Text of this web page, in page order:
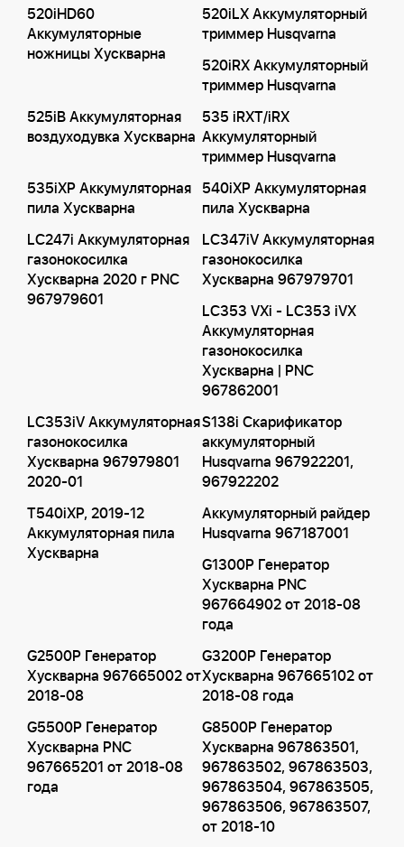
520iHD60
Аккумуляторные
ножницы Хускварна
520iLX Аккумуляторный
триммер Husqvarna
520iRX Аккумуляторный
триммер Husqvarna
525iB Аккумуляторная
воздуходувка Хускварна
535 iRXT/iRX
Аккумуляторный
триммер Husqvarna
535iXP Аккумуляторная
пила Хускварна
540iXP Аккумуляторная
пила Хускварна
LC247i Аккумуляторная
газонокосилка
Хускварна 2020 г PNC
967979601
LC347iV Аккумуляторная
газонокосилка
Хускварна 967979701
LC353 VXi - LC353 iVX
Аккумуляторная
газонокосилка
Хускварна | PNC
967862001
LC353iV Аккумуляторная
газонокосилка
Хускварна 967979801
2020-01
S138i Скарификатор
аккумуляторный
Husqvarna 967922201,
967922202
T540iXP, 2019-12
Аккумуляторная пила
Хускварна
Аккумуляторный райдер
Husqvarna 967187001
G1300P Генератор
Хускварна PNC
967664902 от 2018-08
года
G2500P Генератор
Хускварна 967665002 от
2018-08
G3200P Генератор
Хускварна 967665102 от
2018-08 года
G5500P Генератор
Хускварна PNC
967665201 от 2018-08
года
G8500P Генератор
Хускварна 967863501,
967863502, 967863503,
967863504, 967863505,
967863506, 967863507,
от 2018-10